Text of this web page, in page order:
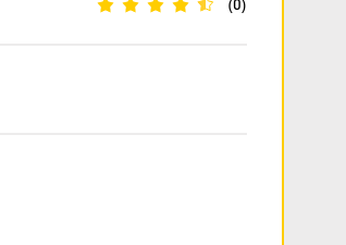
шоколадных характеристик,
(0)